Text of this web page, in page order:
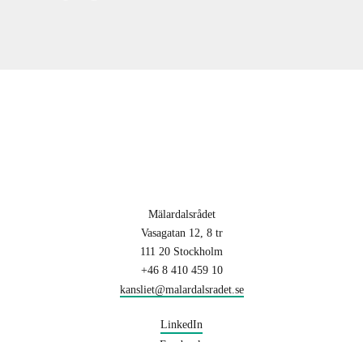
Mälardalsrådet
Vasagatan 12, 8 tr
111 20 Stockholm
+46 8 410 459 10
kansliet@malardalsradet.se
LinkedIn